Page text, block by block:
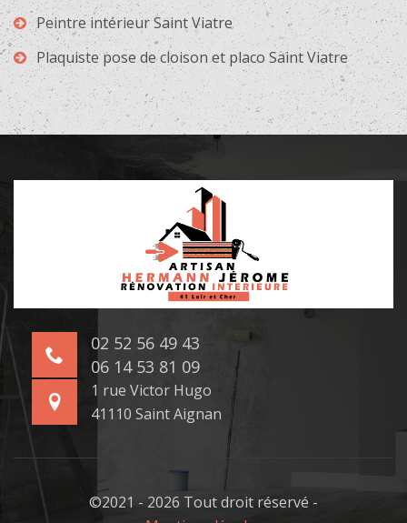
Peintre intérieur Saint Viatre
Plaquiste pose de cloison et placo Saint Viatre
02 52 56 49 43
06 14 53 81 09
1 rue Victor Hugo
41110 Saint Aignan
©2021 - 2026 Tout droit réservé -